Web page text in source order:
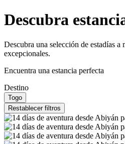
Descubra
Descubra una selección de estadías
excepcionales.
Encuentra una estancia perfecta
Destino
Togo
Restablecer filtros